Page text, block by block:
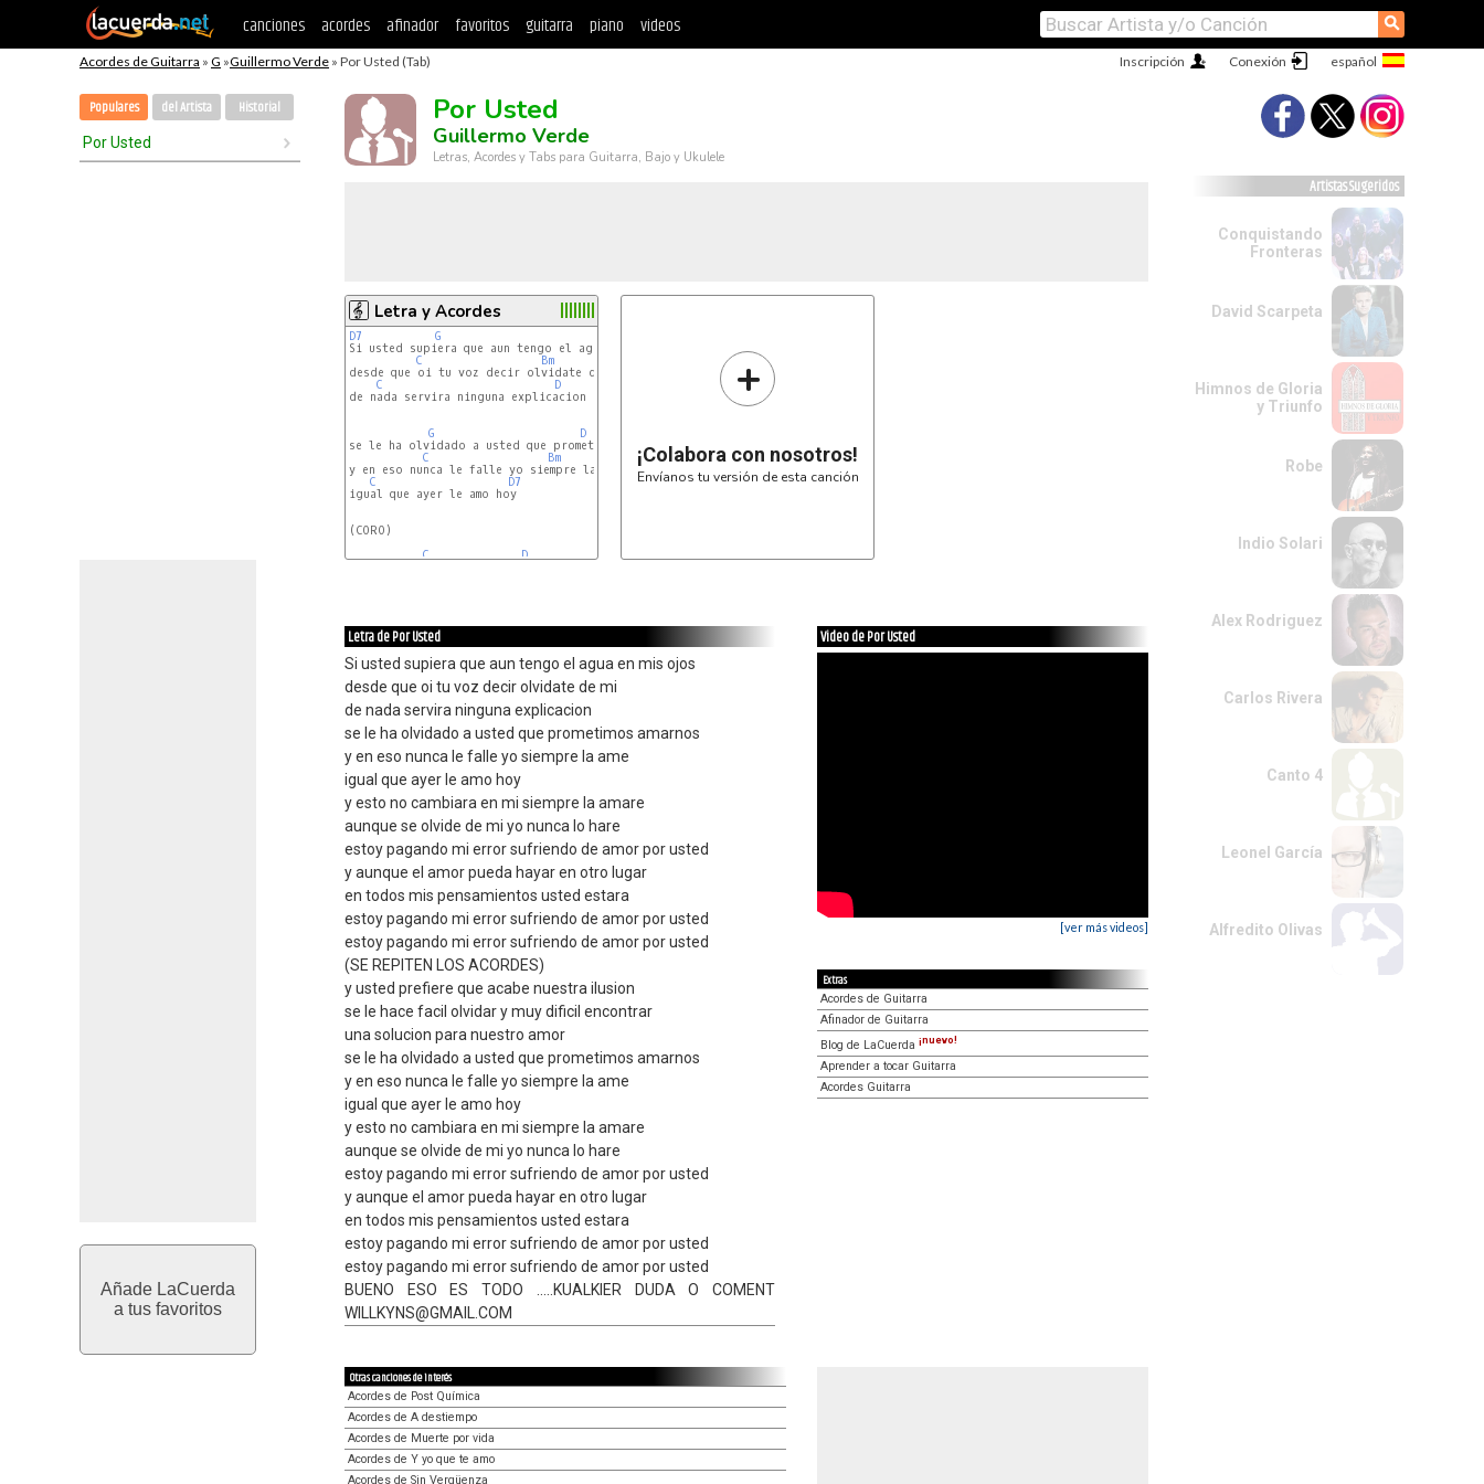
canciones acordes afinador favoritos guitarra piano videos ⚲
Acordes de Guitarra » G »Guillermo Verde » Por Usted (Tab) Conexión
Inscripción
Populares del Artista Historial
Por Usted
Añade LaCuerda
a tus favoritos
Por Usted
Guillermo Verde
Letras, Acordes y Tabs para Guitarra, Bajo y Ukulele
Letra y Acordes
D7 G
Si usted supiera que aun tengo el agua en mis ojos
C
Bm
desde que oi tu voz decir olvidate de mi
C
D
de nada servira ninguna explicacion
G
D
se le ha olvidado a usted que prometimos amarnos
C
Bm
y en eso nunca le falle yo siempre la ame
C
D7
igual que ayer le amo hoy
(CORO)
C
D
+
¡Colabora con nosotros!
Envíanos tu versión de esta canción
Letra de Por Usted
Si usted supiera que aun tengo el agua en mis ojos
desde que oi tu voz decir olvidate de mi
de nada servira ninguna explicacion
se le ha olvidado a usted que prometimos amarnos
y en eso nunca le falle yo siempre la ame
igual que ayer le amo hoy
y esto no cambiara en mi siempre la amare
aunque se olvide de mi yo nunca lo hare
estoy pagando mi error sufriendo de amor por usted
y aunque el amor pueda hayar en otro lugar
en todos mis pensamientos usted estara
estoy pagando mi error sufriendo de amor por usted
estoy pagando mi error sufriendo de amor por usted
(SE REPITEN LOS ACORDES)
y usted prefiere que acabe nuestra ilusion
se le hace facil olvidar y muy dificil encontrar
una solucion para nuestro amor
se le ha olvidado a usted que prometimos amarnos
y en eso nunca le falle yo siempre la ame
igual que ayer le amo hoy
y esto no cambiara en mi siempre la amare
aunque se olvide de mi yo nunca lo hare
estoy pagando mi error sufriendo de amor por usted
y aunque el amor pueda hayar en otro lugar
en todos mis pensamientos usted estara
estoy pagando mi error sufriendo de amor por usted
estoy pagando mi error sufriendo de amor por usted
BUENO ESO ES TODO .....KUALKIER DUDA O COMENT
WILLKYNS@GMAIL.COM
Video de Por Usted
[ver más videos]
Extras
Acordes de Guitarra
Afinador de Guitarra
Blog de LaCuerda ¡nuevo!
Aprender a tocar Guitarra
Acordes Guitarra
Otras canciones de interés
Acordes de Post Química
Acordes de A destiempo
Acordes de Muerte por vida
Acordes de Y yo que te amo
Acordes de Sin Vergüenza
Artistas Sugeridos
Conquistando
Fronteras
David Scarpeta
Himnos de Gloria
y Triunfo
Robe
Indio Solari
Alex Rodriguez
Carlos Rivera
Canto 4
Leonel García
Alfredito Olivas